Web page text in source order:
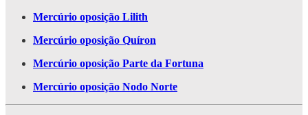
Mercúrio oposição Lilith
Mercúrio oposição Quíron
Mercúrio oposição Parte da Fortuna
Mercúrio oposição Nodo Norte